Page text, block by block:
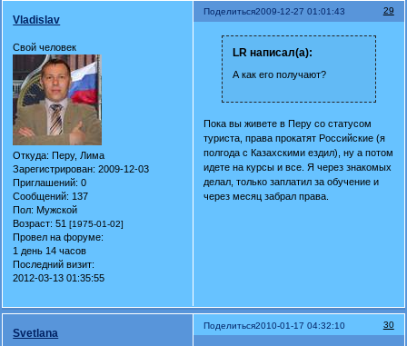
Поделиться 29
2009-12-27 01:01:43
Vladislav
Свой человек
Откуда: Перу, Лима
Зарегистрирован: 2009-12-03
Приглашений: 0
Сообщений: 137
Пол: Мужской
Возраст: 51[1975-01-02]
Провел на форуме:
1 день 14 часов
Последний визит:
2012-03-13 01:35:55
LR написал(а):
А как его получают?
Пока вы живете в Перу со статусом
туриста, права прокатят Российские (я
полгода с Казахскими ездил), ну а потом
идете на курсы и все. Я через знакомых
делал, только заплатил за обучение и
через месяц забрал права.
Поделиться 30
2010-01-17 04:32:10
Svetlana